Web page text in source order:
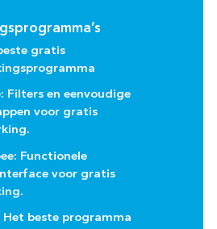
gratis
Filters en eenvoudige
voor gratis
Functionele
voor gratis
beste programma